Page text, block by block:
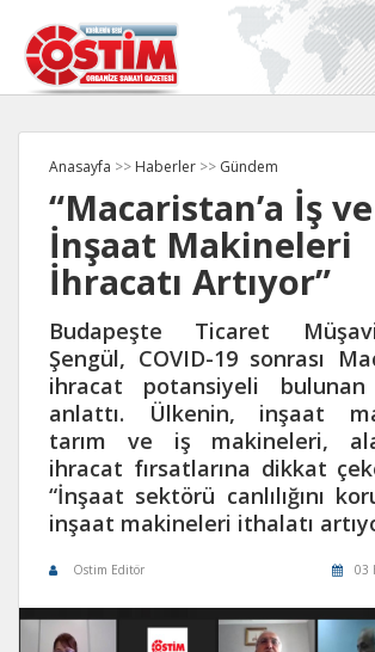
Anasayfa >> Haberler >> Gündem
“Macaristan’a İş ve
İnşaat Makineleri
İhracatı Artıyor”
Budapeşte Ticaret
Şengül, COVID-19 sonrası
ihracat potansiyeli
anlattı. Ülkenin, inşaat
tarım ve iş makineleri,
ihracat fırsatlarına dikkat
“İnşaat sektörü canlılığını
inşaat makineleri ithalatı
Ostim Editör 03